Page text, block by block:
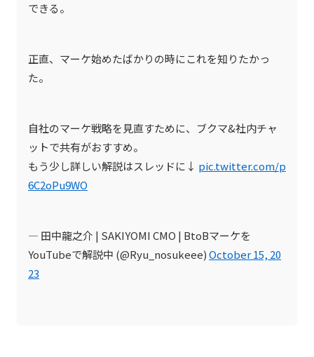
できる。
正直、マーケ始めたばかりの時にこれを知りたかっ
た。
自社のマーケ戦略を見直すために、ブクマ&社内チャ
ットで共有がおすすめ。
もう少し詳しい解説はスレッドに↓ pic.twitter.com/p
6C2oPu9WO
— 田中龍之介 | SAKIYOMI CMO | BtoBマーケを
YouTubeで解説中 (@Ryu_nosukeee)October 15, 20
23